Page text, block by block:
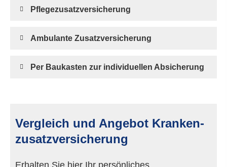
Pflegezusatzversicherung
Ambulante Zusatzversicherung
Per Baukasten zur individuellen Absicherung
Vergleich und Angebot Kranken­
zusatz­ver­si­che­rung
Erhalten Sie hier Ihr persönliches